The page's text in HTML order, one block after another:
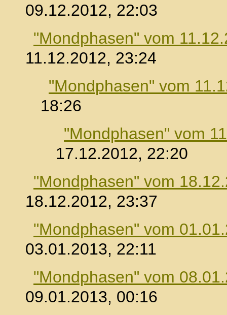
09.12.2012, 22:03
"Mondphasen" vom
11.12.2012, 23:24
"Mondphasen" vom
18:26
"Mondphasen" vom
17.12.2012, 22:20
"Mondphasen" vom
18.12.2012, 23:37
"Mondphasen" vom
03.01.2013, 22:11
"Mondphasen" vom
09.01.2013, 00:16